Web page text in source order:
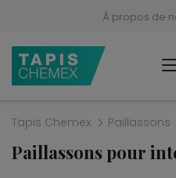
À propos de
Tapis Chemex Paillassons
Paillassons pour